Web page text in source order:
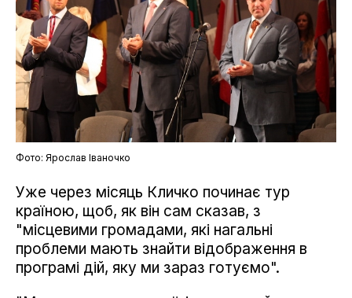
Фото: Ярослав Іваночко
Уже через місяць Кличко починає тур
країною, щоб, як він сам сказав, з
"місцевими громадами, які нагальні
проблеми мають знайти відображення в
програмі дій, яку ми зараз готуємо".